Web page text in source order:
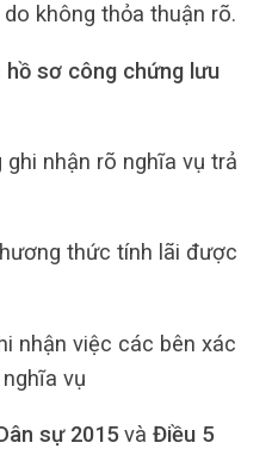
không thỏa thuận rõ.
hồ sơ công chứng lưu
nhận rõ nghĩa vụ trả
thức tính lãi được
nhận việc các bên xác
vụ
sự 2015và Điều 5